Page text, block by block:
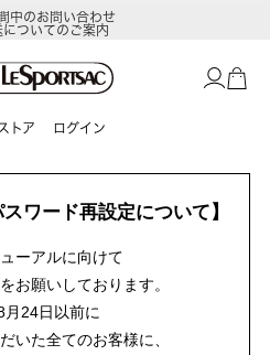
中のお問い合わせ
ついてのご案内
トア ログイン
ワード再設定について】
ーアルに向けて
お願いしております。
月24日以前に
いた全てのお客様に、